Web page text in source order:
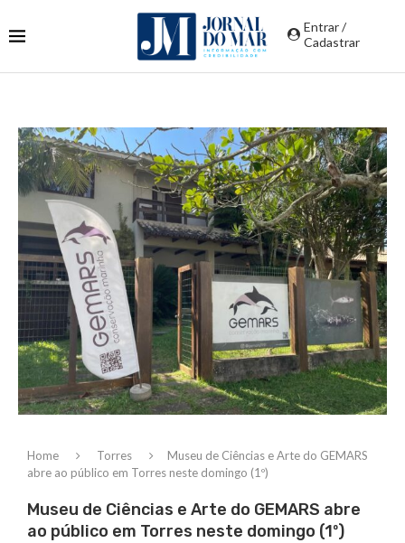
Entrar /
Cadastrar
Home Torres
Museu de Ciências e Arte do GEMARS
abre ao público em Torres neste domingo (1º)
Museu de Ciências e Arte do GEMARS abre
ao público em Torres neste domingo (1º)